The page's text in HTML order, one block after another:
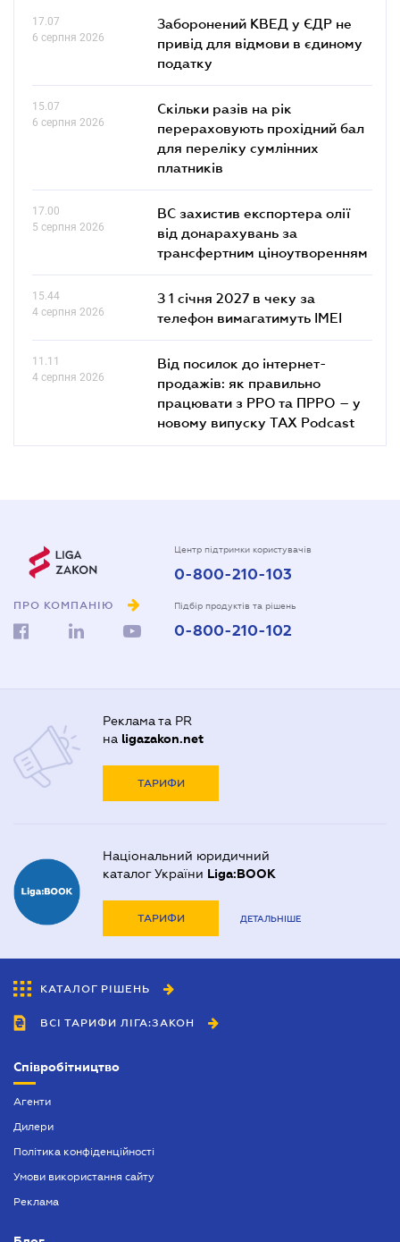
17.07
6 серпня 2026
Заборонений КВЕД у ЄДР не
привід для відмови в єдиному
податку
15.07
6 серпня 2026
Скільки разів на рік
перераховують прохідний бал
для переліку сумлінних
платників
17.00
5 серпня 2026
ВС захистив експортера олії
від донарахувань за
трансфертним ціноутворенням
15.44
4 серпня 2026
З 1 січня 2027 в чеку за
телефон вимагатимуть IMEI
11.11
4 серпня 2026
Від посилок до інтернет-
продажів: як правильно
працювати з РРО та ПРРО – у
новому випуску TAX Podcast
ПРО КОМПАНІЮ
Центр підтримки користувачів
0-800-210-103
Підбір продуктів та рішень
0-800-210-102
Реклама та PR
на ligazakon.net
ТАРИФИ
Національний юридичний
каталог України Liga:BOOK
ТАРИФИ ДЕТАЛЬНІШЕ
КАТАЛОГ РІШЕНЬ
ВСІ ТАРИФИ ЛІГА:ЗАКОН
Співробітництво
Агенти
Дилери
Політика конфіденційності
Умови використання сайту
Реклама